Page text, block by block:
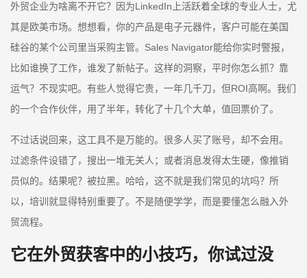
外贸企业为啥离不开它？因为LinkedIn上活跃着全球的专业人士，尤
其是欧美市场。想想看，你的产品是电子元器件，客户可能在美国
硅谷的某个公司里当采购主管。Sales Navigator能给你实时警报，
比如谁换了工作，谁发了新帖子。这样的洞察，平时你怎么抓？靠
运气？不现实吧。有些人觉得它贵，一年几千刀，但ROI高啊。我们
的一个合作伙伴，用了半年，转化了十几个大单，值回票价了。
不过话说回来，这工具不是万能的。很多人买了账号，却不会用。
过滤条件设错了，搜出一堆无关人；或者消息发得太生硬，像推销
员似的。结果呢？被拉黑。哈哈，这不就是我们常见的坑吗？所
以，培训就显得特别重要了。不是随便学学，而是要懂怎么融入外
贸流程。
它在外贸获客中的小技巧，你试过没